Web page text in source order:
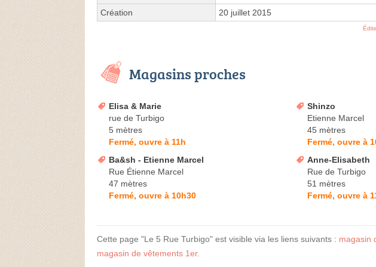
Création
20 juillet 2015
Magasins proches
Elisa & Marie
rue de Turbigo
5 mètres
Fermé, ouvre à 11h
Shinzo
Etienne Marcel
45 mètres
Fermé, ouvre à
Ba&sh - Etienne Marcel
Rue Étienne Marcel
47 mètres
Fermé, ouvre à 10h30
Anne-Elisabeth
Rue de Turbigo
51 mètres
Fermé, ouvre à
Cette page "Le 5 Rue Turbigo" est visible via les liens suivants : magasin
magasin de vêtements 1er.